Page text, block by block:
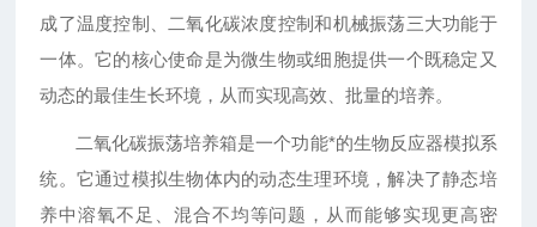
成了温度控制、二氧化碳浓度控制和机械振荡三大功能于
一体。它的核心使命是为微生物或细胞提供一个既稳定又
动态的最佳生长环境，从而实现高效、批量的培养。
二氧化碳振荡培养箱是一个功能*的生物反应器模拟系
统。它通过模拟生物体内的动态生理环境，解决了静态培
养中溶氧不足、混合不均等问题，从而能够实现更高密